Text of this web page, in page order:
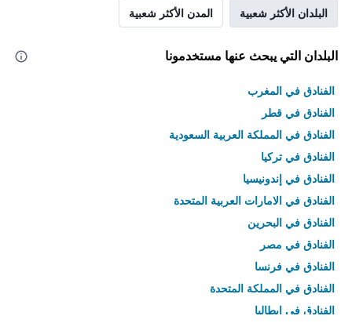
البلدان الأكثر شعبية المدن الأكثر شعبية
البلدان التي يبحث عنها مستخدمونا
الفنادق في المغرب
الفنادق في قطر
الفنادق في المملكة العربية السعودية
الفنادق في تركيا
الفنادق في إندونيسيا
الفنادق في الامارات العربية المتحدة
الفنادق في البحرين
الفنادق في مصر
الفنادق في فرنسا
الفنادق في المملكة المتحدة
الفنادق في إيطاليا